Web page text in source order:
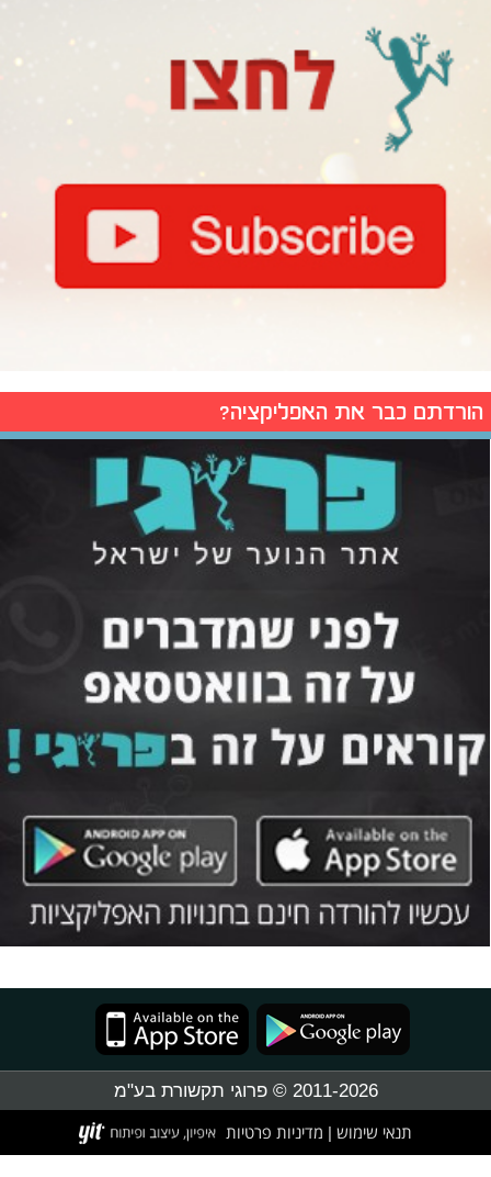
הורדתם כבר את האפליקציה?
2011-2026 © פרוגי תקשורת בע"מ
תנאי שימוש מדיניות פרטיות